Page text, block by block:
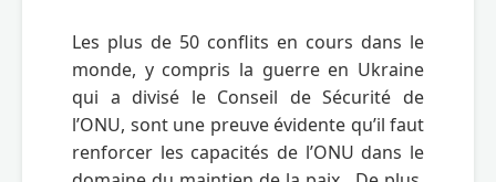
Les plus de 50 conflits en cours dans le
monde, y compris la guerre en Ukraine
qui a divisé le Conseil de Sécurité de
l’ONU, sont une preuve évidente qu’il faut
renforcer les capacités de l’ONU dans le